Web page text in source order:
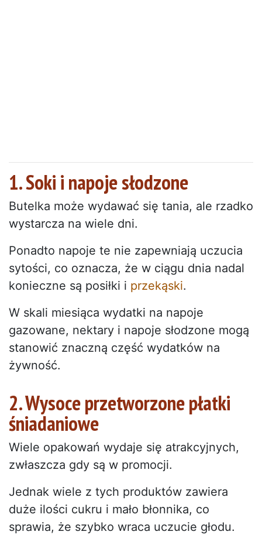
1. Soki i napoje słodzone
Butelka może wydawać się tania, ale rzadko
wystarcza na wiele dni.
Ponadto napoje te nie zapewniają uczucia
sytości, co oznacza, że w ciągu dnia nadal
konieczne są posiłki i przekąski.
W skali miesiąca wydatki na napoje
gazowane, nektary i napoje słodzone mogą
stanowić znaczną część wydatków na
żywność.
2. Wysoce przetworzone płatki
śniadaniowe
Wiele opakowań wydaje się atrakcyjnych,
zwłaszcza gdy są w promocji.
Jednak wiele z tych produktów zawiera
duże ilości cukru i mało błonnika, co
sprawia, że szybko wraca uczucie głodu.